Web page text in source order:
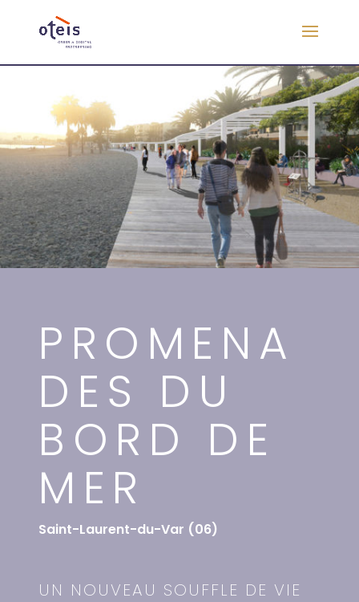
PROMENA
DES DU
BORD DE
MER
Saint-Laurent-du-Var (06)
UN NOUVEAU SOUFFLE DE VIE